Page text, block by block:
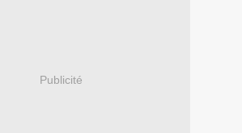
Publicité